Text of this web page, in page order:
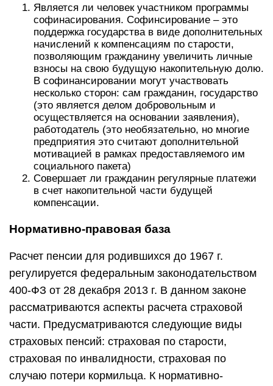
Является ли человек участником программы
софинасирования. Софинсирование – это
поддержка государства в виде дополнительных
начислений к компенсациям по старости,
позволяющим гражданину увеличить личные
взносы на свою будущую накопительную долю.
В софинансировании могут участвовать
несколько сторон: сам гражданин, государство
(это является делом добровольным и
осуществляется на основании заявления),
работодатель (это необязательно, но многие
предприятия это считают дополнительной
мотивацией в рамках предоставляемого им
социального пакета)
Совершает ли гражданин регулярные платежи
в счет накопительной части будущей
компенсации.
Нормативно-правовая база
Расчет пенсии для родившихся до 1967 г.
регулируется федеральным законодательством
400-ФЗ от 28 декабря 2013 г. В данном законе
рассматриваются аспекты расчета страховой
части. Предусматриваются следующие виды
страховых пенсий: страховая по старости,
страховая по инвалидности, страховая по
случаю потери кормильца. К нормативно-